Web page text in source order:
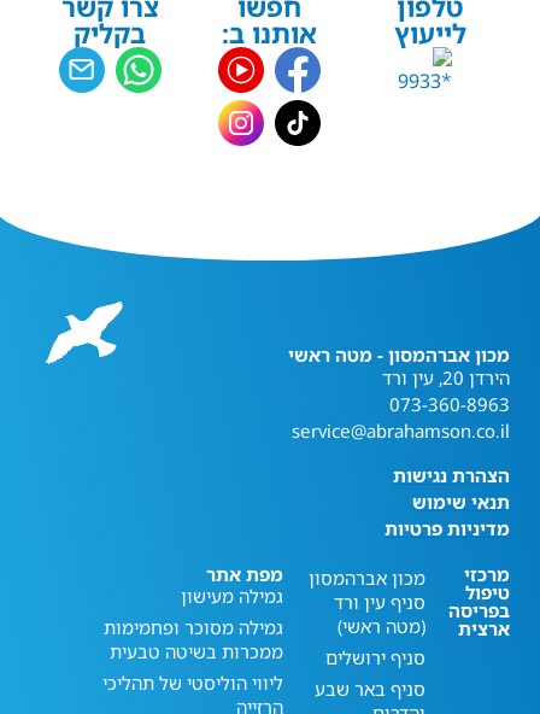
לייעוץ אותנו ב: בקליק
מכון אברהמסון - מטה ראשי
הירדן 20, עין ורד
073-360-8963
service@abrahamson.co.il
הצהרת נגישות
תנאי שימוש
מדיניות פרטיות
מרכזי
טיפול
בפריסה
ארצית
מכון אברהמסון
סניף עין ורד
(מטה ראשי)
סניף ירושלים
סניף באר שבע
מפת אתר
גמילה מעישון
גמילה מסוכר ופחמימות
ממכרות בשיטה טבעית
ליווי הוליסטי של תהליכי
הרזייה